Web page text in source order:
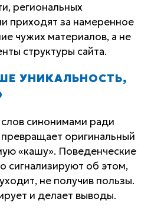
региональных
приходят за намеренное
чужих материалов, а не
структуры сайта.
УНИКАЛЬНОСТЬ,
синонимами ради
оригинальный
«кашу». Поведенческие
сигнализируют об этом,
не получив пользы.
и делает выводы.